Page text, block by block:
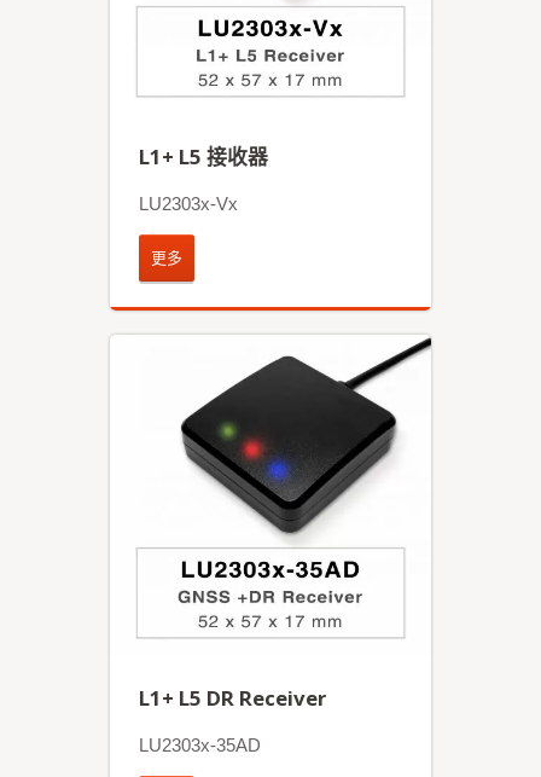
L1+ L5 接收器
LU2303x-Vx
更多
L1+ L5 DR Receiver
LU2303x-35AD